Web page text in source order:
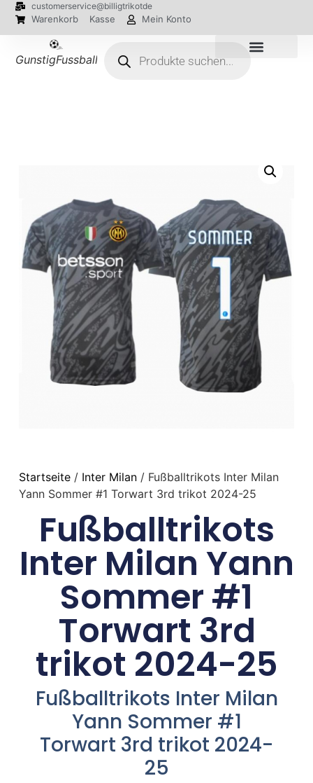
customerservice@billigtrikotde
Warenkorb Kasse Mein Konto
GunstigFussballTrikot
Startseite/ Inter Milan/ Fußballtrikots Inter Milan
Yann Sommer #1 Torwart 3rd trikot 2024-25
Fußballtrikots
Inter Milan Yann
Sommer #1
Torwart 3rd
trikot 2024-25
Fußballtrikots Inter Milan
Yann Sommer #1
Torwart 3rd trikot 2024-
25